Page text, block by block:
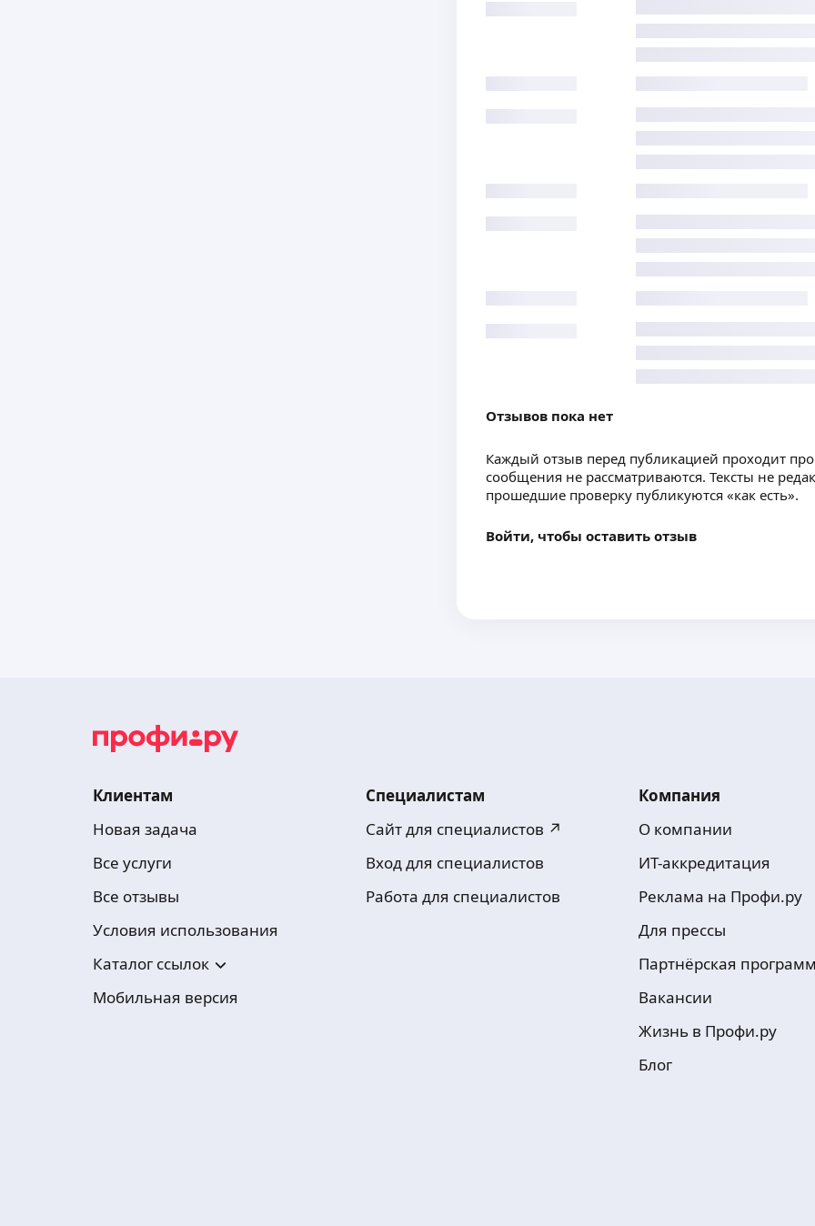
Отзывов пока нет
Каждый отзыв перед публикацией проходит
сообщения не рассматриваются. Тексты не
прошедшие проверку публикуются «как есть».
Войти, чтобы оставить отзыв
Клиентам
Новая задача
Все услуги
Все отзывы
Условия использования
Каталог ссылок
Мобильная версия
Специалистам
Сайт для специалистов ↗
Вход для специалистов
Работа для специалистов
Компания
О компании
ИТ-аккредитация
Реклама на Профи.ру
Для прессы
Партнёрская
Вакансии
Жизнь в Профи.ру
Блог